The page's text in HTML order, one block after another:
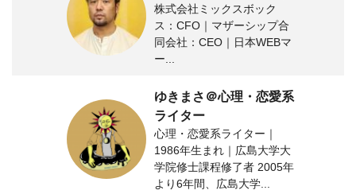
株式会社ミックスボック
ス：CFO｜マザーシップ合
同会社：CEO｜日本WEBマ
ー...
ゆきまさ＠心理・恋愛系
ライター
心理・恋愛系ライター｜
1986年生まれ｜広島大学大
学院修士課程修了者 2005年
より6年間、広島大学...